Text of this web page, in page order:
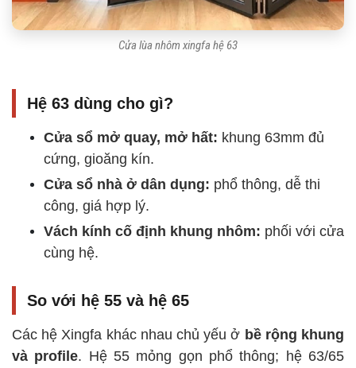
Cửa lùa nhôm xingfa hệ 63
Hệ 63 dùng cho gì?
Cửa sổ mở quay, mở hất: khung 63mm đủ
cứng, gioăng kín.
Cửa sổ nhà ở dân dụng: phổ thông, dễ thi
công, giá hợp lý.
Vách kính cố định khung nhôm: phối với cửa
cùng hệ.
So với hệ 55 và hệ 65
Các hệ Xingfa khác nhau chủ yếu ở bề rộng khung
và profile. Hệ 55 mỏng gọn phổ thông; hệ 63/65